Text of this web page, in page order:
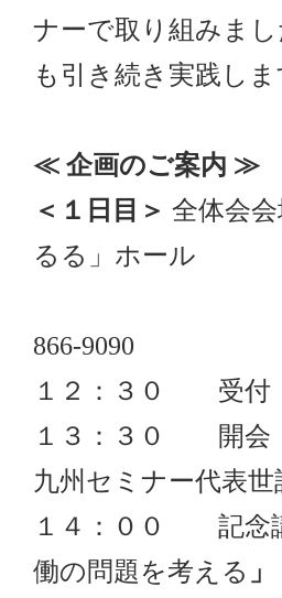
ナーで取り組みま
も引き続き実践しま
≪ 企画のご案内 ≫
＜１日 目＞ 全体会
るる」ホール
那覇市
866-9090
１２：３０ 受付
１３：３０ 開
九州セミナー代表
１４：００ 記念
働の問題を考える